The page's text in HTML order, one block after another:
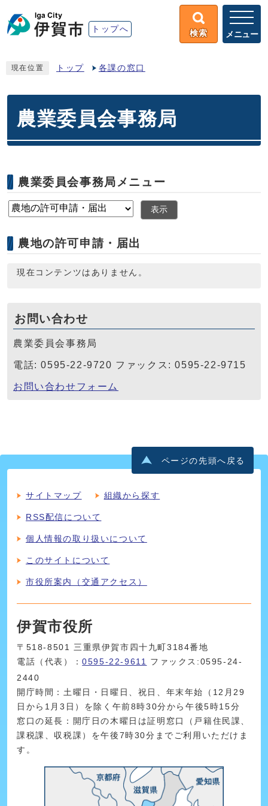
トップへ 検索 メニュー
現在位置 トップ 各課の窓口
農業委員会事務局
農業委員会事務局メニュー
表示
農地の許可申請・届出
現在コンテンツはありません。
お問い合わせ
農業委員会事務局
電話: 0595-22-9720 ファックス: 0595-22-9715
お問い合わせフォーム
ページの先頭へ戻る
サイトマップ 組織から探す
RSS配信について
個人情報の取り扱いについて
このサイトについて
市役所案内（交通アクセス）
伊賀市役所
〒518-8501 三重県伊賀市四十九町3184番地
電話（代表）：0595-22-9611
ファックス:0595-24-
2440
開庁時間：土曜日・日曜日、祝日、年末年始（12月29
日から1月3日）を除く午前8時30分から午後5時15分
窓口の延長：開庁日の木曜日は証明窓口（戸籍住民課、
課税課、収税課）を午後7時30分までご利用いただけま
す。